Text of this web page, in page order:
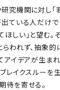
究機関に対し
ている人だけで
しい」と望む。
われず、抽象
アイデアが生ま
ブレイクスルーを
待を寄せる。